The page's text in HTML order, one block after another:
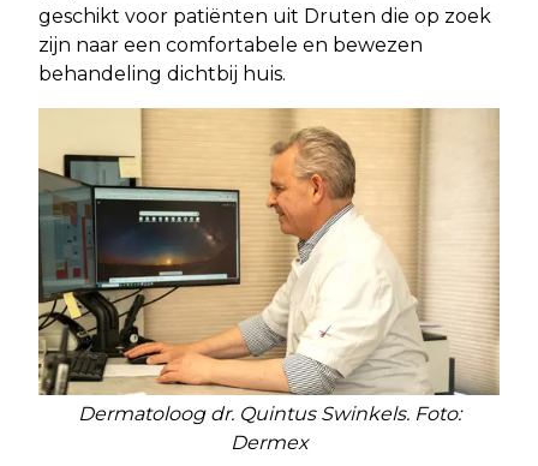
geschikt voor patiënten uit Druten die op zoek
zijn naar een comfortabele en bewezen
behandeling dichtbij huis.
Dermatoloog dr. Quintus Swinkels. Foto:
Dermex